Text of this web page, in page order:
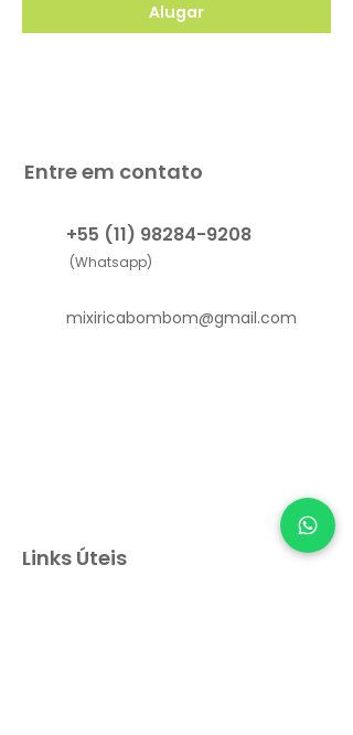
Alugar
Entre em contato
+55 (11) 98284-9208
(Whatsapp)
mixiricabombom@gmail.com
Links Úteis